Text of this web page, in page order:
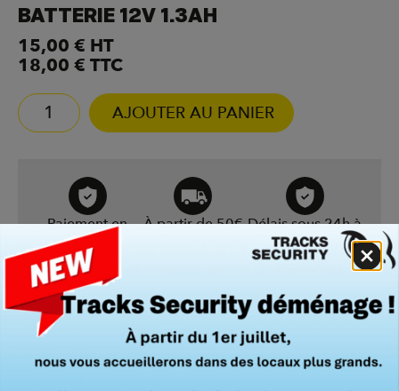
BATTERIE 12V 1.3AH
15,00 € HT
18,00 € TTC
AJOUTER AU PANIER
Paiement en
ligne
Tout en
sécurité
À partir de 50€ Délais sous 24h à
48h
Expédition
Caractéristiques techniques